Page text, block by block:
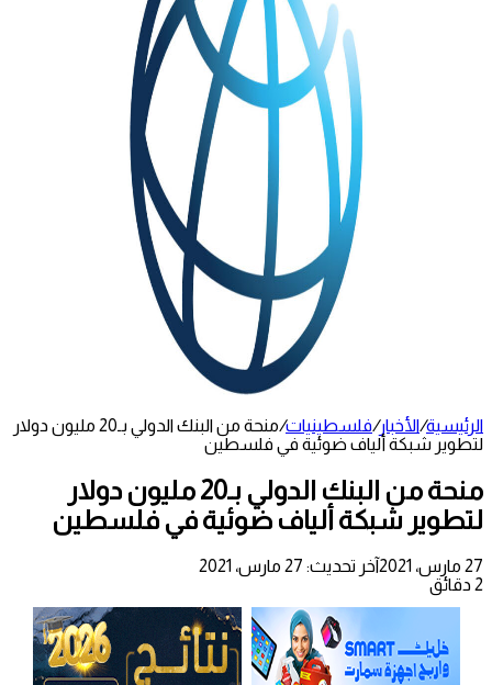
الرئيسية/الأخبار/فلسطينيات/
منحة من البنك الدولي بـ20 مليون دولار
لتطوير شبكة ألياف ضوئية في فلسطين
منحة من البنك الدولي بـ20 مليون دولار
لتطوير شبكة ألياف ضوئية في فلسطين
27 مارس، 2021
آخر تحديث: 27 مارس، 2021
2 دقائق